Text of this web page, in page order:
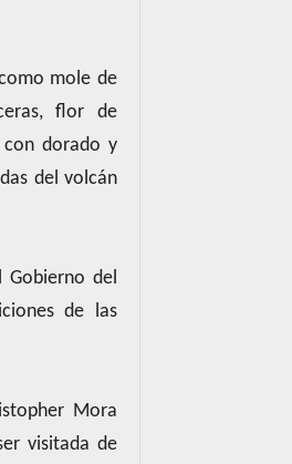
mole de
flor de
dorado y
del volcán
Gobierno del
de las
Mora
visitada de